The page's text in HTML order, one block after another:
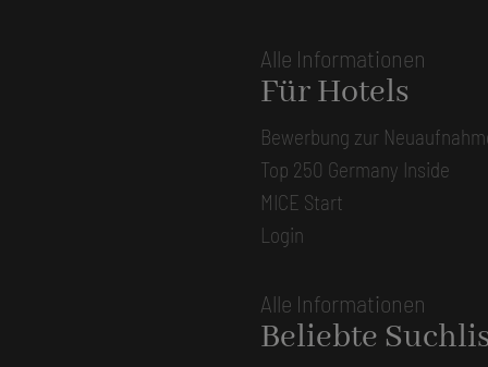
Alle Informationen
Für Hotels
Bewerbung zur
Top 250 Germany Inside
MICE Start
Login
Alle Informationen
Beliebte